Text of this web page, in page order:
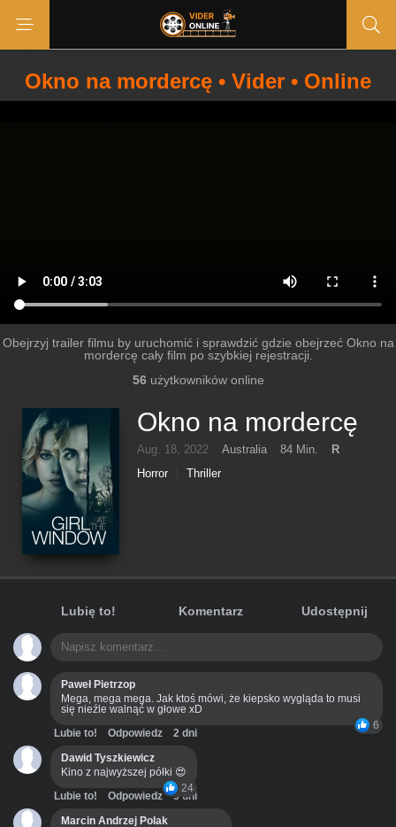
Okno na mordercę • Vider • Online
Obejrzyj trailer filmu by uruchomić i sprawdzić gdzie obejrzeć Okno na
mordercę cały film po szybkiej rejestracji.
56użytkowników online
Okno na mordercę
Aug. 18, 2022 Australia 84 Min.
R
Horror
Thriller
Lubię to! Komentarz Udostępnij
Paweł Pietrzop
Mega, mega mega. Jak ktoś mówi, że kiepsko wygląda to musi
się nieźle walnąć w głowe xD
6
Lubie to! Odpowiedz
2 dni
Dawid Tyszkiewicz
Kino z najwyższej półki 😍
24
Lubie to! Odpowiedz
3 dni
Marcin Andrzej Polak